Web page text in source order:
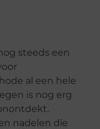
steeds een
al een hele
is nog erg
nadelen die